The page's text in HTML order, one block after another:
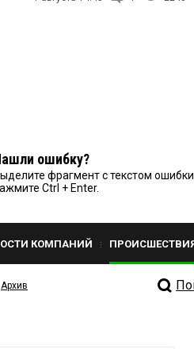
ошибку?
фрагмент с текстом
Ctrl + Enter.
КОМПАНИЙ
Архив